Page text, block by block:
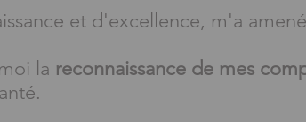
et d'excellence, m'a
la reconnaissance de mes